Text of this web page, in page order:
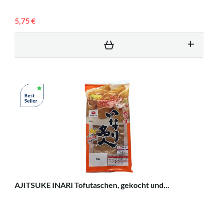
5,75 €
AJITSUKE INARI Tofutaschen, gekocht und...